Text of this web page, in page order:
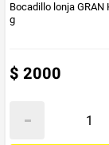
Bocadillo lonja GRAN
g
$ 2000